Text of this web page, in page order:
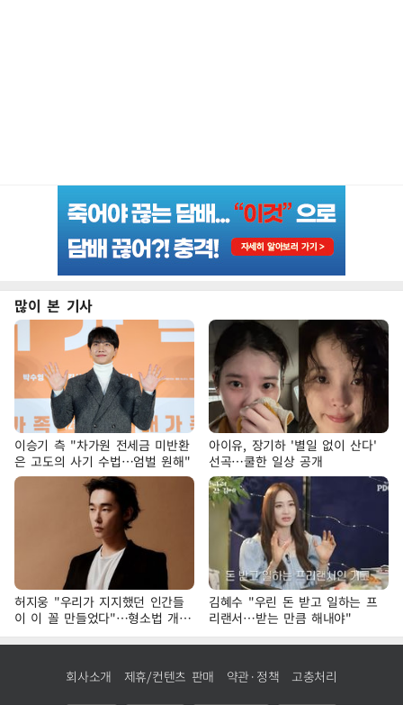
많이 본 기사
이승기 측 "차가원 전세금 미반환
은 고도의 사기 수법…엄벌 원해"
아이유, 장기하 '별일 없이 산다'
선곡…쿨한 일상 공개
허지웅 "우리가 지지했던 인간들
이 이 꼴 만들었다"…형소법 개정
에 격한 반응
김혜수 "우린 돈 받고 일하는 프
리랜서…받는 만큼 해내야"
회사소개 제휴/컨텐츠 판매 약관·정책 고충처리